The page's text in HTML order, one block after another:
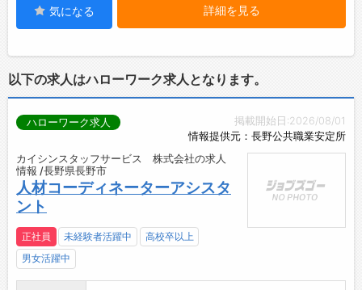
・平日にお仕事いただき、土日祝日はお休みと
ります。
・冷蔵庫
・給湯器
気になる 詳細を見る
以下の求人はハローワーク求人となります。
掲載開始日:2026/08/01
情報提供元：長野公共職業安定所
ハローワーク求人
カイシンスタッフサービス 株式会社の求人
情報 /長野県長野市
人材コーディネーターアシスタ
ント
正社員 未経験者活躍中
高校卒以上
男女活躍中